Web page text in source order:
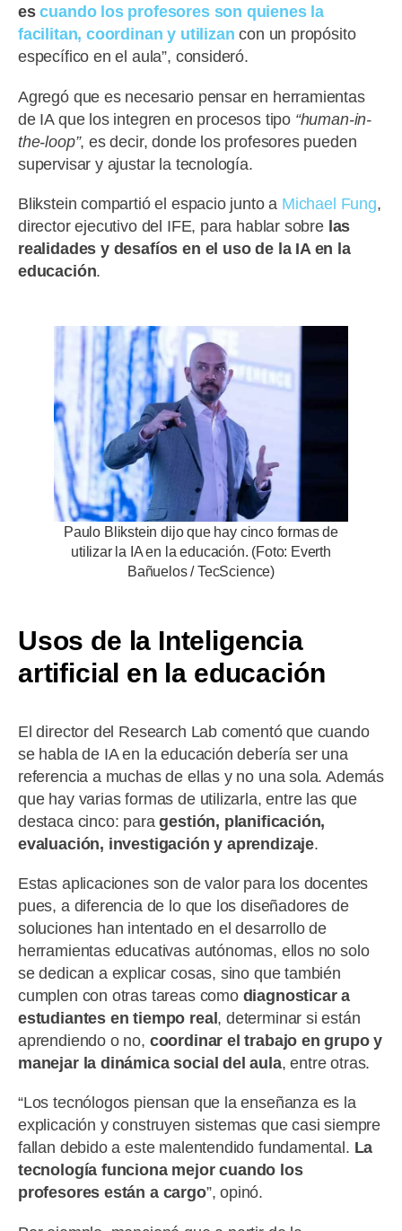
escuando los profesores son quienes la
facilitan, coordinan y utilizan con un propósito
específico en el aula”, consideró.
Agregó que es necesario pensar en herramientas
de IA que los integren en procesos tipo “human-in-
the-loop”, es decir, donde los profesores pueden
supervisar y ajustar la tecnología.
Blikstein compartió el espacio junto a Michael Fung,
director ejecutivo del IFE, para hablar sobrelas
realidades y desafíos en el uso de la IA en la
educación.
Paulo Blikstein dijo que hay cinco formas de
utilizar la IA en la educación. (Foto: Everth
Bañuelos / TecScience)
Usos de la Inteligencia
artificial en la educación
El director del Research Lab comentó que cuando
se habla de IA en la educación debería ser una
referencia a muchas de ellas y no una sola. Además
que hay varias formas de utilizarla, entre las que
destaca cinco: paragestión, planificación,
evaluación, investigación y aprendizaje.
Estas aplicaciones son de valor para los docentes
pues, a diferencia de lo que los diseñadores de
soluciones han intentado en el desarrollo de
herramientas educativas autónomas, ellos no solo
se dedican a explicar cosas, sino que también
cumplen con otras tareas como diagnosticar a
estudiantes en tiempo real , determinar si están
aprendiendo o no, coordinar el trabajo en grupo y
manejar la dinámica social del aula, entre otras.
“Los tecnólogos piensan que la enseñanza es la
explicación y construyen sistemas que casi siempre
fallan debido a este malentendido fundamental. La
tecnología funciona mejor cuando los
profesores están a cargo”, opinó.